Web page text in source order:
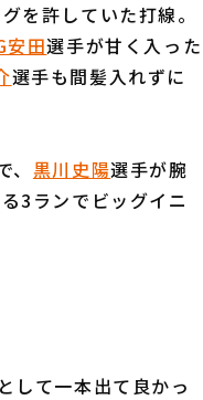
を許していた打線。
安田選手が甘く入った
選手も間髪入れずに
黒川史陽選手が腕
3ランでビッグイニ
して一本出て良かっ